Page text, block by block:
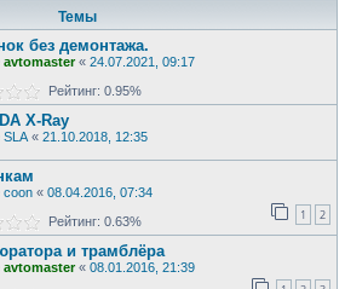
Темы
без демонтажа.
avtomaster« 24.07.2021, 09:17
Рейтинг: 0.95%
X-Ray
SLA « 21.10.2018, 12:35
coon « 08.04.2016, 07:34
1 2
Рейтинг: 0.63%
и трамблёра
avtomaster« 08.01.2016, 21:39